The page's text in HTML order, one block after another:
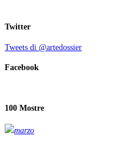
Twitter
Tweets di @artedossier
Facebook
100 Mostre
marzo